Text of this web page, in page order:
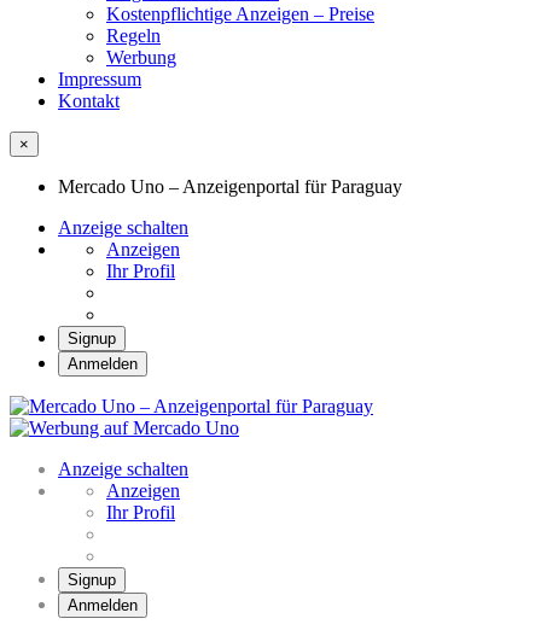
Kostenpflichtige Anzeigen – Preise
Regeln
Werbung
Impressum
Kontakt
×
Mercado Uno – Anzeigenportal für Paraguay
Anzeige schalten
Anzeigen
Ihr Profil
Signup
Anmelden
Anzeige schalten
Anzeigen
Ihr Profil
Signup
Anmelden